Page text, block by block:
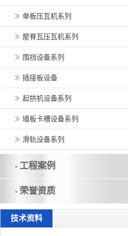
单板压瓦机系列
屋脊瓦压瓦机系列
围挡设备系列
插接板设备
起拱机设备系列
墙板卡槽设备系列
滑轨设备系列
- 工程案例
- 荣誉资质
技术资料